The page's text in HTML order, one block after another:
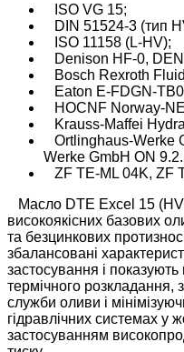
ISO VG 15;
DIN 51524-3 (тип
ISO 11158 (L-HV);
Denison HF-0,
Bosch Rexroth
Eaton E-FDGN-
HOCNF Norway-
Krauss-Maffei
Ortlinghaus-Werke
Werke GmbH ON
ZF TE-ML 04K, ZF
Масло DTE Excel 15
високоякісних базових
та безцинкових
збалансовані
застосування і показують
термічного розкладання,
служби оливи і
гідравлічних системах у
застосуванням